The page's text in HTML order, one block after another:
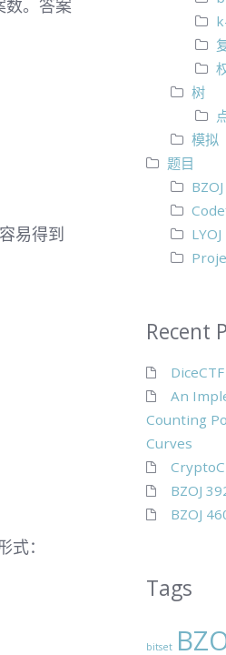
。答案
易得到
2,j-1}
2}(x)
式：
树
模拟
题目
BZOJ
LYOJ
Recent
An
Counting
Curves
BZOJ
BZOJ
Tags
bitset